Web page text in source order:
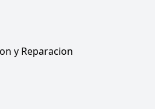
y Reparacion